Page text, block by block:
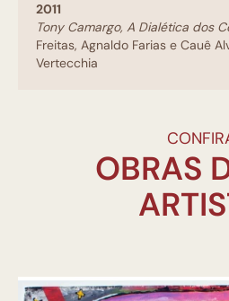
2011
Tony Camargo, A Dialética dos
Freitas, Agnaldo Farias e Cauê
Vertecchia
OBRAS